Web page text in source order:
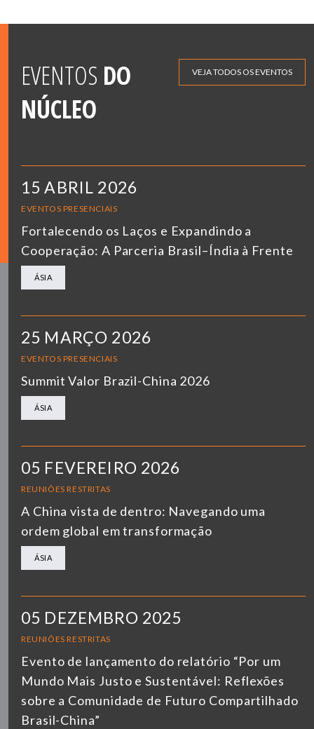
EVENTOS DO
NÚCLEO
VEJA TODOS OS EVENTOS
15 ABRIL 2026
EVENTOS PRESENCIAIS
Fortalecendo os Laços e Expandindo a
Cooperação: A Parceria Brasil–Índia à Frente
ÁSIA
25 MARÇO 2026
EVENTOS PRESENCIAIS
Summit Valor Brazil-China 2026
ÁSIA
05 FEVEREIRO 2026
REUNIÕES RESTRITAS
A China vista de dentro: Navegando uma
ordem global em transformação
ÁSIA
05 DEZEMBRO 2025
REUNIÕES RESTRITAS
Evento de lançamento do relatório “Por um
Mundo Mais Justo e Sustentável: Reflexões
sobre a Comunidade de Futuro Compartilhado
Brasil-China”